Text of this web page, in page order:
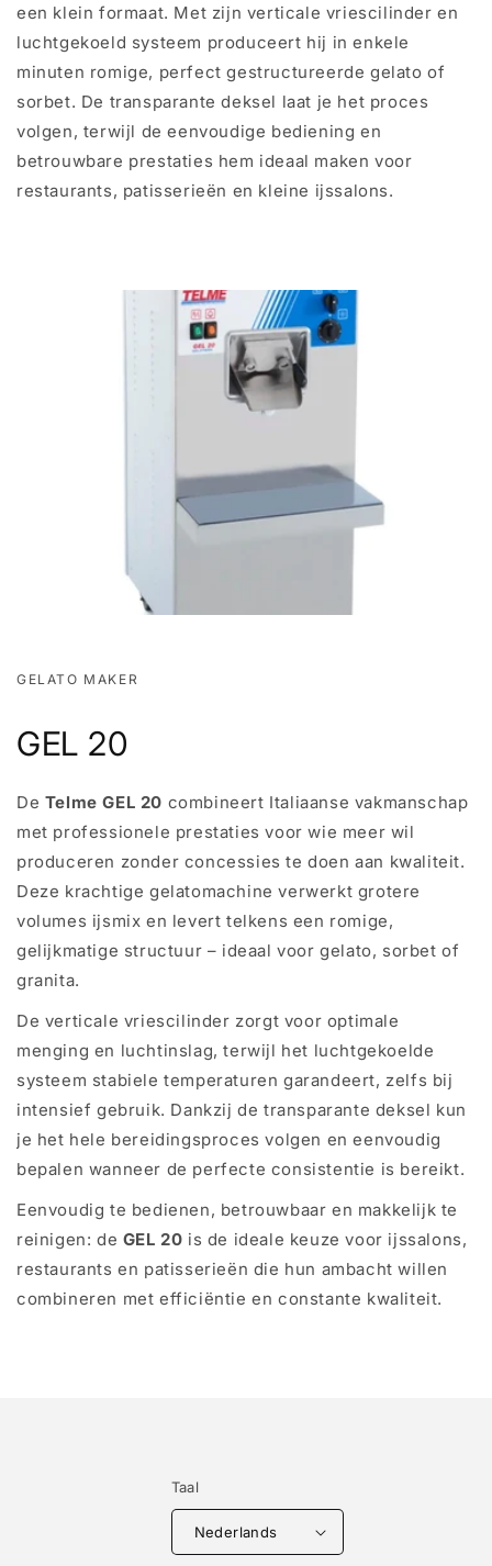
een klein formaat. Met zijn verticale vriescilinder en
luchtgekoeld systeem produceert hij in enkele
minuten romige, perfect gestructureerde gelato of
sorbet. De transparante deksel laat je het proces
volgen, terwijl de eenvoudige bediening en
betrouwbare prestaties hem ideaal maken voor
restaurants, patisserieën en kleine ijssalons.
GELATO MAKER
GEL 20
De Telme GEL 20 combineert Italiaanse vakmanschap
met professionele prestaties voor wie meer wil
produceren zonder concessies te doen aan kwaliteit.
Deze krachtige gelatomachine verwerkt grotere
volumes ijsmix en levert telkens een romige,
gelijkmatige structuur – ideaal voor gelato, sorbet of
granita.
De verticale vriescilinder zorgt voor optimale
menging en luchtinslag, terwijl het luchtgekoelde
systeem stabiele temperaturen garandeert, zelfs bij
intensief gebruik. Dankzij de transparante deksel kun
je het hele bereidingsproces volgen en eenvoudig
bepalen wanneer de perfecte consistentie is bereikt.
Eenvoudig te bedienen, betrouwbaar en makkelijk te
reinigen: de GEL 20 is de ideale keuze voor ijssalons,
restaurants en patisserieën die hun ambacht willen
combineren met efficiëntie en constante kwaliteit.
Taal
Nederlands